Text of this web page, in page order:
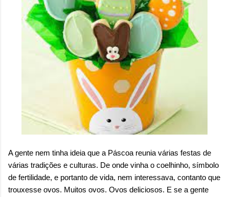
A gente nem tinha ideia que a Páscoa reunia várias festas de
várias tradições e culturas. De onde vinha o coelhinho, símbolo
de fertilidade, e portanto de vida, nem interessava, contanto que
trouxesse ovos. Muitos ovos. Ovos deliciosos. E se a gente